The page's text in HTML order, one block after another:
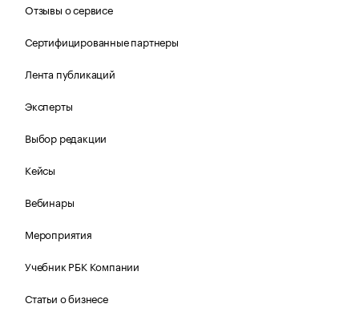
Отзывы о сервисе
Сертифицированные партнеры
Лента публикаций
Эксперты
Выбор редакции
Кейсы
Вебинары
Мероприятия
Учебник РБК Компании
Статьи о бизнесе